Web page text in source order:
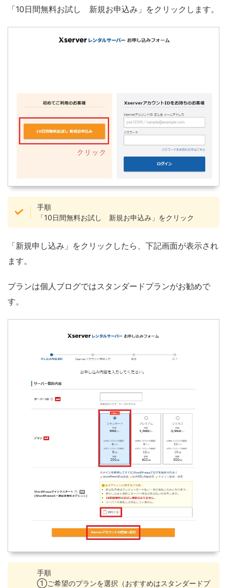
「10日間無料お試し 新規お申込み」をクリックします。
手順
「10日間無料お試し 新規お申込み」をクリック
「新規申し込み」をクリックしたら、下記画面が表示され
ます。
プランは個人ブログではスタンダードプランがお勧めで
す。
手順
①ご希望のプランを選択（おすすめはスタンダードプ